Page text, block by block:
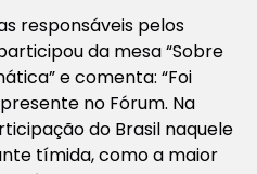
responsáveis pelos
da mesa “Sobre
e comenta: “Foi
no Fórum. Na
do Brasil naquele
tímida, como a maior